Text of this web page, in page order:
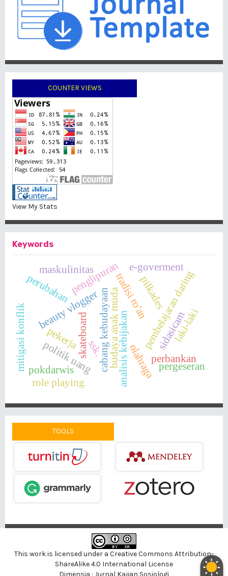
COUNTER VIEWS
View My Stats
Keywords
pilkades
budaya anak muda
cabang kebudayaan
skateboard pembelajaran daring
analisis kebijakan
beauty vlogger
politik uang olahraga
penglipuran
perubahan
pokdarwis
perbankan
pekerja sidasicam
ssk.
mitigasi konflik
e-goverment
role playing
maskulinitas
laki-laki
tradisi ro'an
pergeseran
TOOLS
This work is licensed under a Creative Commons Attribution-
ShareAlike 4.0 International License
Dimensia : Jurnal Kajian Sosiologi